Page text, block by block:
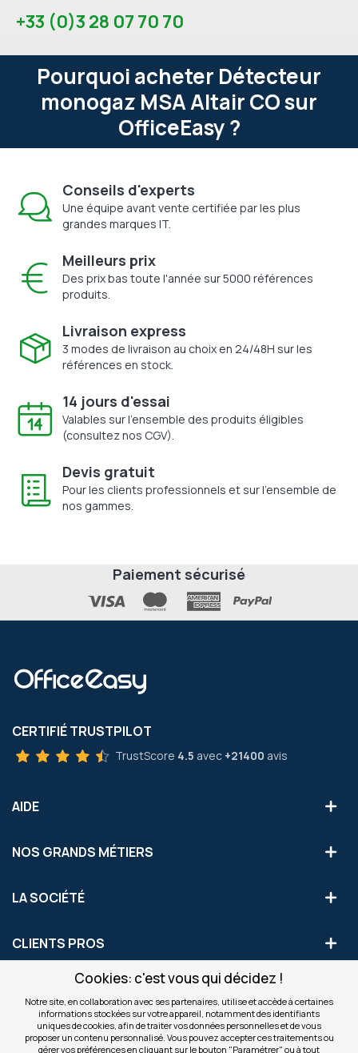
Cookies: c'est vous qui décidez !
Notre site, en collaboration avec ses partenaires, utilise et accède à certaines
informations stockées sur votre appareil, notamment des identifiants
uniques de cookies, afin de traiter vos données personnelles et de vous
proposer un contenu personnalisé. Vous pouvez accepter ces traitements ou
gérer vos préférences en cliquant sur le bouton "Paramétrer" ou à tout
+33 (0)3 28 07 70 70
Pourquoi acheter Détecteur
monogaz MSA Altair CO sur
OfficeEasy ?
Conseils d'experts
Une équipe avant vente certifiée par les plus
grandes marques IT.
Meilleurs prix
Des prix bas toute l'année sur 5000 références
produits.
Livraison express
3 modes de livraison au choix en 24/48H sur les
références en stock.
14 jours d'essai
Valables sur l'ensemble des produits éligibles
(consultez nos CGV).
Devis gratuit
Pour les clients professionnels et sur l'ensemble de
nos gammes.
Paiement sécurisé
CERTIFIÉ TRUSTPILOT
TrustScore 4.5 avec +21400 avis
AIDE
NOS GRANDS MÉTIERS
LA SOCIÉTÉ
CLIENTS PROS
S'INSCRIRE AUX OFFRES COMMERCIALES
Inscription
notre
Valider